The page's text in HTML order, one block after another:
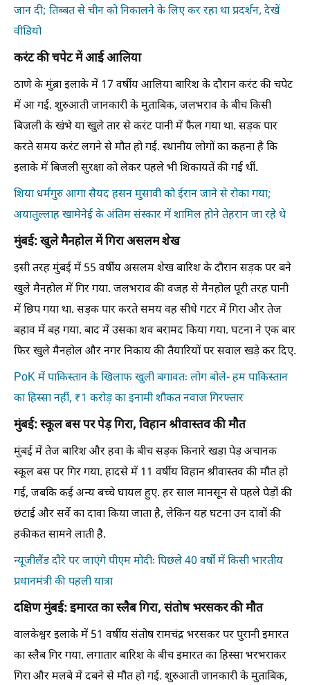
जान दी; तिब्बत से चीन को निकालने के लिए कर रहा था प्रदर्शन, देखें
वीडियो
करंट की चपेट में आई आलिया
ठाणे के मुंब्रा इलाके में 17 वर्षीय आलिया बारिश के दौरान करंट की चपेट
में आ गई. शुरुआती जानकारी के मुताबिक, जलभराव के बीच किसी
बिजली के खंभे या खुले तार से करंट पानी में फैल गया था. सड़क पार
करते समय करंट लगने से मौत हो गई. स्थानीय लोगों का कहना है कि
इलाके में बिजली सुरक्षा को लेकर पहले भी शिकायतें की गई थीं.
शिया धर्मगुरु आगा सैयद हसन मुसावी को ईरान जाने से रोका गया;
अयातुल्लाह खामेनेई के अंतिम संस्कार में शामिल होने तेहरान जा रहे थे
मुंबई: खुले मैनहोल में गिरा असलम शेख
इसी तरह मुंबई में 55 वर्षीय असलम शेख बारिश के दौरान सड़क पर बने
खुले मैनहोल में गिर गया. जलभराव की वजह से मैनहोल पूरी तरह पानी
में छिप गया था. सड़क पार करते समय वह सीधे गटर में गिरा और तेज
बहाव में बह गया. बाद में उसका शव बरामद किया गया. घटना ने एक बार
फिर खुले मैनहोल और नगर निकाय की तैयारियों पर सवाल खड़े कर दिए.
PoK में पाकिस्तान के खिलाफ खुली बगावतः लोग बोले- हम पाकिस्तान
का हिस्सा नहीं, ₹1 करोड़ का इनामी शौकत नवाज गिरफ्तार
मुंबई: स्कूल बस पर पेड़ गिरा, विहान श्रीवास्तव की मौत
मुंबई में तेज बारिश और हवा के बीच सड़क किनारे खड़ा पेड़ अचानक
स्कूल बस पर गिर गया. हादसे में 11 वर्षीय विहान श्रीवास्तव की मौत हो
गई, जबकि कई अन्य बच्चे घायल हुए. हर साल मानसून से पहले पेड़ों की
छंटाई और सर्वे का दावा किया जाता है, लेकिन यह घटना उन दावों की
हकीकत सामने लाती है.
न्यूजीलैंड दौरे पर जाएंगे पीएम मोदीः पिछले 40 वर्षों में किसी भारतीय
प्रधानमंत्री की पहली यात्रा
दक्षिण मुंबई: इमारत का स्लैब गिरा, संतोष भरसकर की मौत
वालकेश्वर इलाके में 51 वर्षीय संतोष रामचंद्र भरसकर पर पुरानी इमारत
का स्लैब गिर गया. लगातार बारिश के बीच इमारत का हिस्सा भरभराकर
गिरा और मलबे में दबने से मौत हो गई. शुरुआती जानकारी के मुताबिक,